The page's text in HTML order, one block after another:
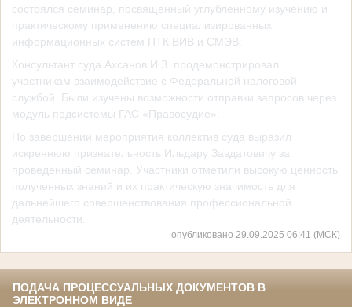
состоялся семинар, посвященный углубленному изучению и
практическому применению специализированных
информационных систем ПТК ВИВ и СМЭВ.
Консультант суда Ахсанов И.З. продемонстрировал
участникам взаимодействие с Федеральной налоговой
службой. Были изучены возможности отправки запросов через
модуль подсистемы ГАС «Правосудие».
По завершении мероприятия коллектив суда выразил
искреннюю признательность Ильдару Завдатовичу за
проведенный семинар. Участники отметили высокую ценность
полученных знаний и их практическую значимость для
дальнейшего совершенствования профессиональной
деятельности.
опубликовано 29.09.2025 06:41 (МСК)
ПОДАЧА ПРОЦЕССУАЛЬНЫХ ДОКУМЕНТОВ В
ЭЛЕКТРОННОМ ВИДЕ